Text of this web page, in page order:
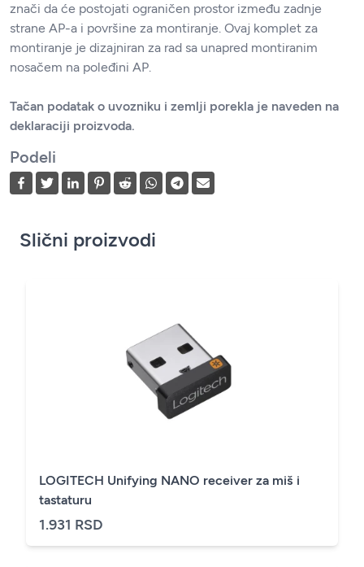
znači da će postojati ograničen prostor između zadnje
strane AP-a i površine za montiranje. Ovaj komplet za
montiranje je dizajniran za rad sa unapred montiranim
nosačem na poleđini AP.
Tačan podatak o uvozniku i zemlji porekla je naveden na
deklaraciji proizvoda.
Podeli
Slični proizvodi
LOGITECH Unifying NANO receiver za miš i
tastaturu
1.931 RSD